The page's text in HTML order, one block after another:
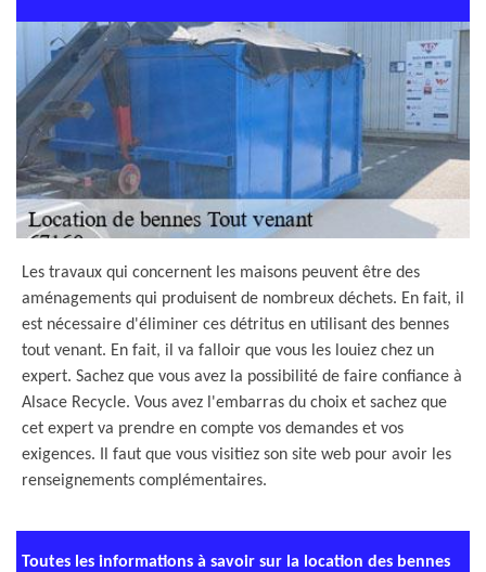
Les travaux qui concernent les maisons peuvent être des
aménagements qui produisent de nombreux déchets. En fait, il
est nécessaire d'éliminer ces détritus en utilisant des bennes
tout venant. En fait, il va falloir que vous les louiez chez un
expert. Sachez que vous avez la possibilité de faire confiance à
Alsace Recycle. Vous avez l'embarras du choix et sachez que
cet expert va prendre en compte vos demandes et vos
exigences. Il faut que vous visitiez son site web pour avoir les
renseignements complémentaires.
Toutes les informations à savoir sur la location des bennes